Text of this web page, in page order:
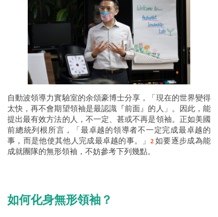
自動波領導力實驗室的余頌豪博士分享，「現在的世界變得
太快，再不會期望領袖是最認識『前面』的人」。因此，能
提出最有效方法的人，不一定、甚或不再是領袖。正如美國
前總統列根所言，「最卓越的領導者不一定完成最卓越的
事，而是他使其他人完成最卓越的事。」 2如要逐步成為能
成就團隊的無形領袖，不妨參考下列幾點。
如何化身無形領袖？